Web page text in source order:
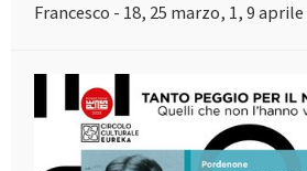
Francesco - 18, 25 marzo, 1, 9 aprile